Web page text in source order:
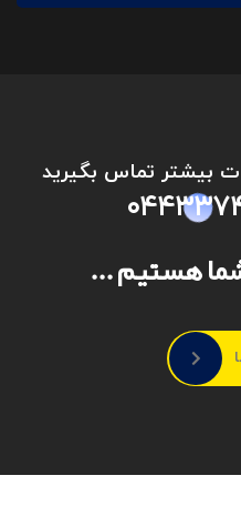
بیشتر تماس بگيريد
هستیم ...